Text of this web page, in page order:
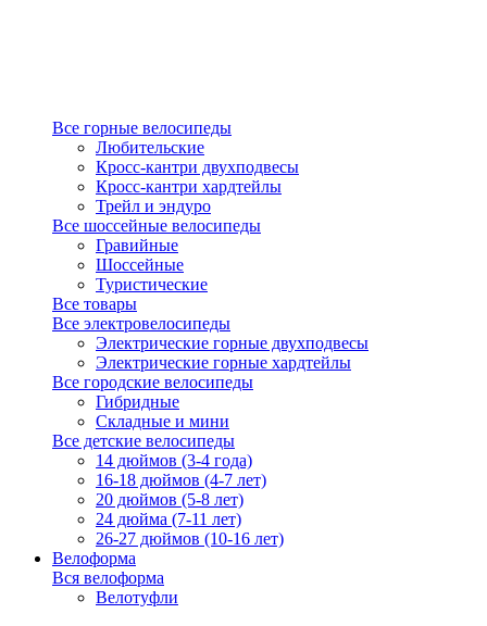
Все горные велосипеды
Любительские
Кросс-кантри двухподвесы
Кросс-кантри хардтейлы
Трейл и эндуро
Все шоссейные велосипеды
Гравийные
Шоссейные
Туристические
Все товары
Все электровелосипеды
Электрические горные двухподвесы
Электрические горные хардтейлы
Все городские велосипеды
Гибридные
Складные и мини
Все детские велосипеды
14 дюймов (3-4 года)
16-18 дюймов (4-7 лет)
20 дюймов (5-8 лет)
24 дюйма (7-11 лет)
26-27 дюймов (10-16 лет)
Велоформа
Вся велоформа
Велотуфли